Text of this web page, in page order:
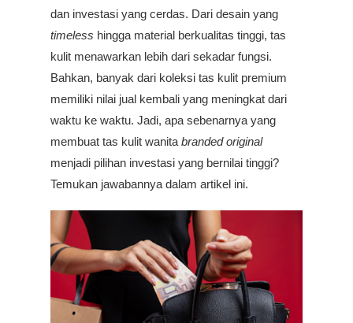
timeless hingga material berkualitas tinggi, tas
kulit menawarkan lebih dari sekadar fungsi.
Bahkan, banyak dari koleksi tas kulit premium
memiliki nilai jual kembali yang meningkat dari
waktu ke waktu. Jadi, apa sebenarnya yang
membuat tas kulit wanita branded original
menjadi pilihan investasi yang bernilai tinggi?
Temukan jawabannya dalam artikel ini.